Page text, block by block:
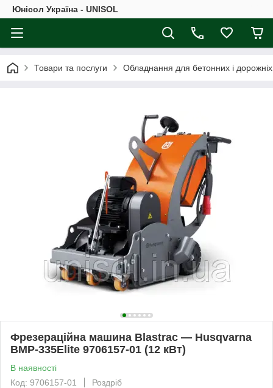
Юнісол Україна - UNISOL
Товари та послуги Обладнання для бетонних і
Фрезераційна машина Blastrac — Husqvarna
BMP-335Elite 9706157-01 (12 кВт)
В наявності
Код: 9706157-01
Роздріб